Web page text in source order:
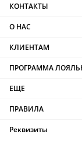
КОНТАКТЫ
О НАС
КЛИЕНТАМ
ПРОГРАММА
ЕЩЕ
ПРАВИЛА
Реквизиты